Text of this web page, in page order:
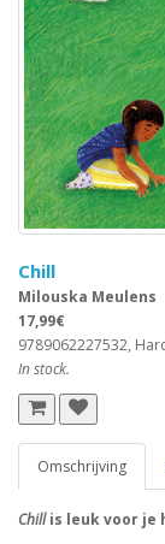
Chill
Milouska Meulens
17,99€
9789062227532,
In stock.
Omschrijving
Chillis leuk voor je